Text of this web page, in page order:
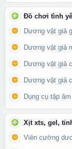
kiếm một sản
giúp cuộc yêu
🔒 Hướng dẫn
Đậy nắp kín sau khi
Bảo quản nơi khô
Tránh xa tầm tay
Đồ chơi tình
Dương vật giả
Dương vật giả
Dương vật giả
Dương vật giả
Dụng cụ tập
Xịt xts, gel,
Viên cường